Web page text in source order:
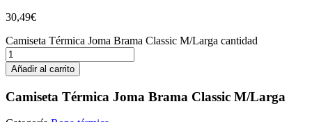
30,49€
Camiseta Térmica Joma Brama Classic M/Larga cantidad
Añadir al carrito
Camiseta Térmica Joma Brama Classic M/Larga